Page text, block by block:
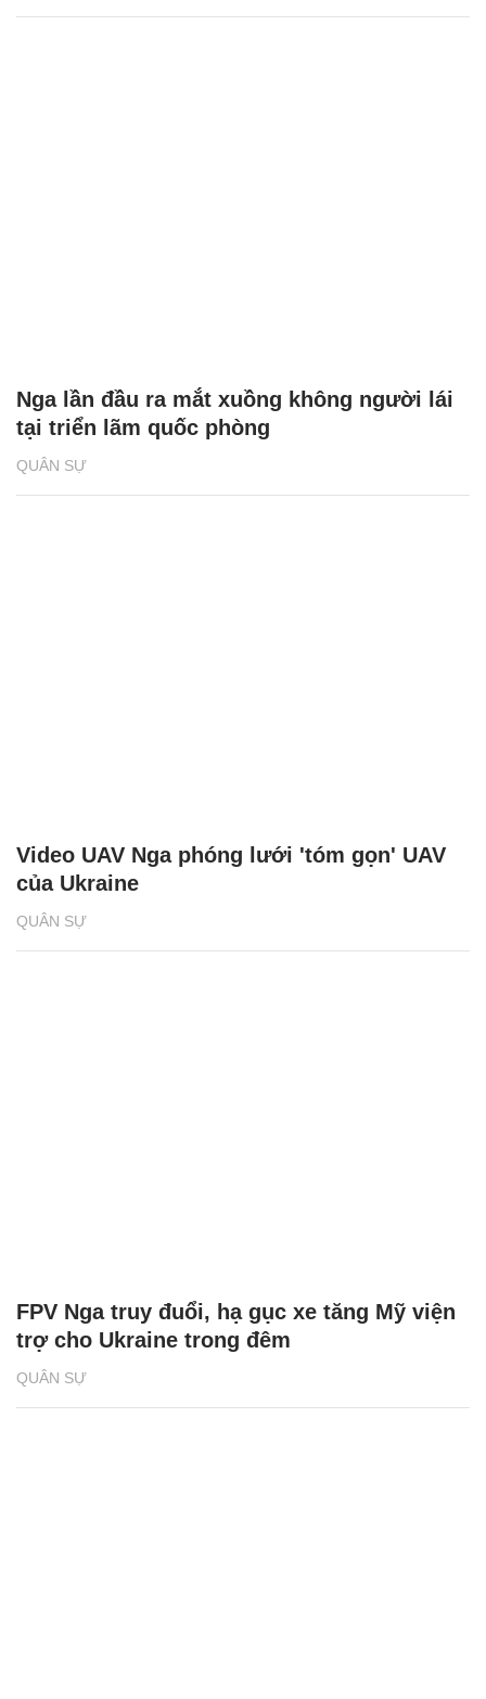
QUÂN SỰ
Nga lần đầu ra mắt xuồng không người lái
tại triển lãm quốc phòng
QUÂN SỰ
Video UAV Nga phóng lưới 'tóm gọn' UAV
của Ukraine
QUÂN SỰ
FPV Nga truy đuổi, hạ gục xe tăng Mỹ viện
trợ cho Ukraine trong đêm